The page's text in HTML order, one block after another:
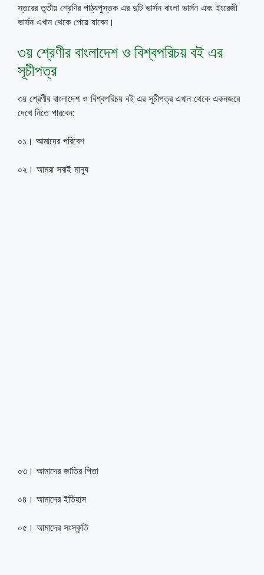
স্তরের তৃতীয় শ্রেণির পাঠ্যপুস্তক এর দুটি ভার্সন বাংলা ভার্সন এবং ইংরেজী
ভার্সন এখান থেকে পেয়ে যাবেন।
৩য় শ্রেণীর বাংলাদেশ ও বিশ্বপরিচয় বই এর
সূচীপত্র
৩য় শ্রেণীর বাংলাদেশ ও বিশ্বপরিচয় বই এর সূচীপত্র এখান থেকে একনজরে
দেখে নিতে পারবেন:
০১। আমাদের পরিবেশ
০২। আমরা সবাই মানুষ
০৩। আমাদের জাতির পিতা
০৪। আমাদের ইতিহাস
০৫। আমাদের সংস্কৃতি